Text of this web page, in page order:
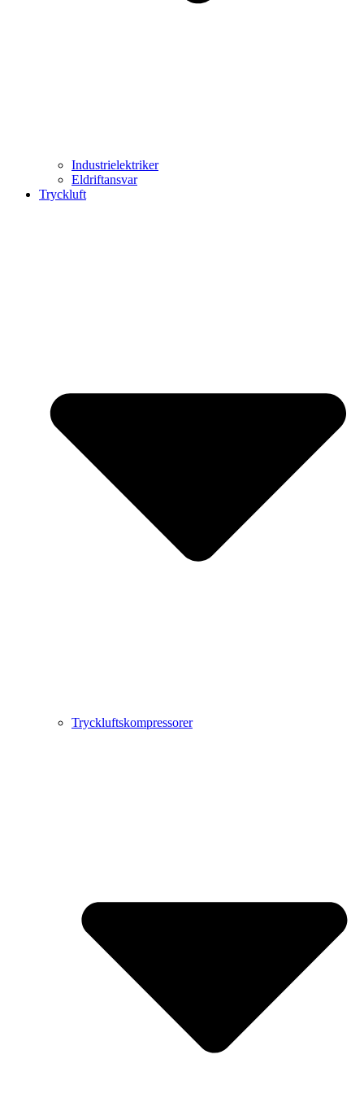
Industrielektriker
Eldriftansvar
Tryckluft
Tryckluftskompressorer